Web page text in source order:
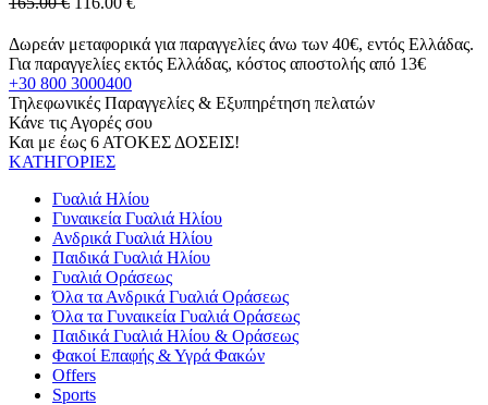
Δωρεάν μεταφορικά για παραγγελίες άνω των 40€, εντός Ελλάδας.
Για παραγγελίες εκτός Ελλάδας, κόστος αποστολής από 13€
+30 800 3000400
Τηλεφωνικές Παραγγελίες & Εξυπηρέτηση πελατών
Κάνε τις Αγορές σου
Και με έως 6 ΑΤΟΚΕΣ ΔΟΣΕΙΣ!
ΚΑΤΗΓΟΡΙΕΣ
Γυαλιά Ηλίου
Γυναικεία Γυαλιά Ηλίου
Ανδρικά Γυαλιά Ηλίου
Παιδικά Γυαλιά Ηλίου
Γυαλιά Οράσεως
Όλα τα Ανδρικά Γυαλιά Οράσεως
Όλα τα Γυναικεία Γυαλιά Οράσεως
Παιδικά Γυαλιά Ηλίου & Οράσεως
Φακοί Επαφής & Υγρά Φακών
Offers
Sports